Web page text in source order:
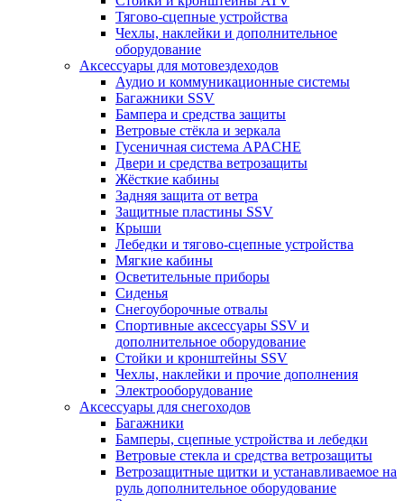
Тягово-сцепные устройства
Чехлы, наклейки и дополнительное
оборудование
Аксессуары для мотовездеходов
Аудио и коммуникационные системы
Багажники SSV
Бампера и средства защиты
Ветровые стёкла и зеркала
Гусеничная система APACHE
Двери и средства ветрозащиты
Жёсткие кабины
Задняя защита от ветра
Защитные пластины SSV
Крыши
Лебедки и тягово-сцепные устройства
Мягкие кабины
Осветительные приборы
Сиденья
Снегоуборочные отвалы
Спортивные аксессуары SSV и
дополнительное оборудование
Стойки и кронштейны SSV
Чехлы, наклейки и прочие дополнения
Электрооборудование
Аксессуары для снегоходов
Багажники
Бамперы, сцепные устройства и лебедки
Ветровые стекла и средства ветрозащиты
Ветрозащитные щитки и устанавливаемое на
руль дополнительное оборудование